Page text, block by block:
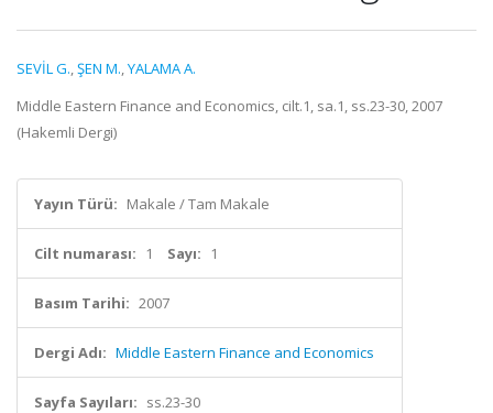
SEVİL G.,ŞEN M.,YALAMA A.
Middle Eastern Finance and Economics, cilt.1, sa.1, ss.23-30, 2007
(Hakemli Dergi)
Yayın Türü: Makale / Tam Makale
Cilt numarası: 1 Sayı: 1
Basım Tarihi: 2007
Dergi Adı: Middle Eastern Finance and Economics
Sayfa Sayıları: ss.23-30